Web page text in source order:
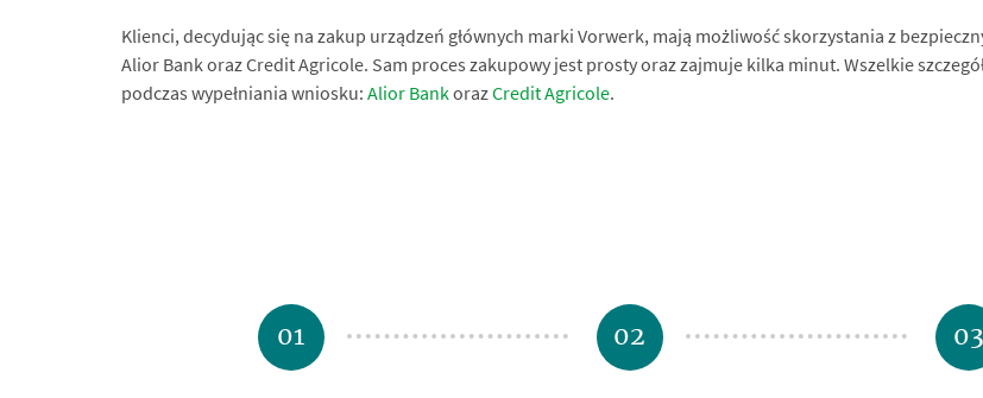
Klienci, decydując się na zakup urządzeń głównych marki Vorwerk, mają możliwość skorzystania z
Alior Bank oraz Credit Agricole. Sam proces zakupowy jest prosty oraz zajmuje kilka minut. Wszelkie
podczas wypełniania wniosku: Alior BankorazCredit Agricole.
01 02 03